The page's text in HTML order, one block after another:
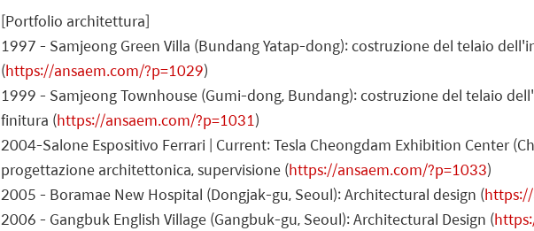
[Portfolio architettura]
1997 - Samjeong Green Villa (Bundang Yatap-dong): costruzione del telaio
(https://ansaem.com/?p=1029)
1999 - Samjeong Townhouse (Gumi-dong, Bundang): costruzione del telaio
finitura (https://ansaem.com/?p=1031)
2004-Salone Espositivo Ferrari | Current: Tesla Cheongdam Exhibition Center
progettazione architettonica, supervisione (https://ansaem.com/?p=1033)
2005 - Boramae New Hospital (Dongjak-gu, Seoul): Architectural design (
2006 - Gangbuk English Village (Gangbuk-gu, Seoul): Architectural Design (